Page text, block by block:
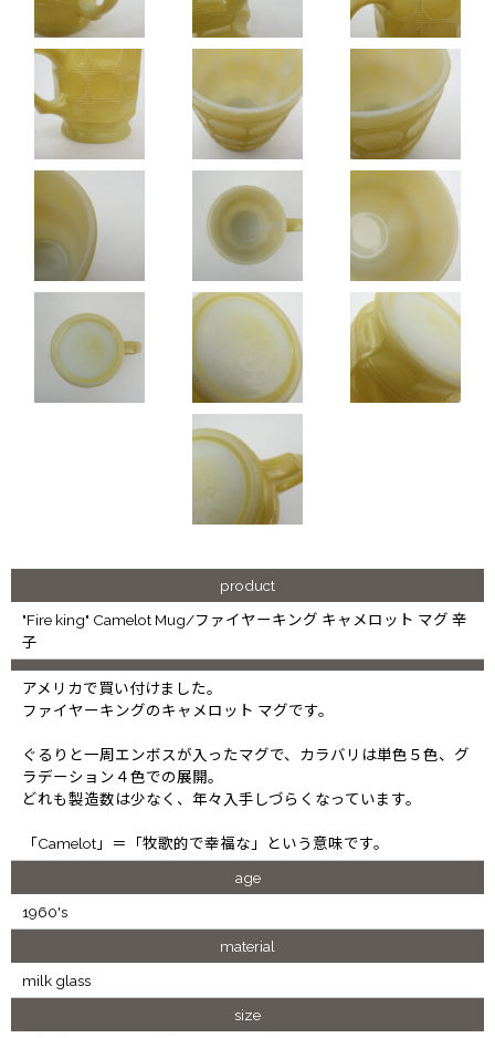
product
"Fire king" Camelot Mug/ファイヤーキング キャメロット マグ 辛
子
アメリカで買い付けました。
ファイヤーキングのキャメロット マグです。
ぐるりと一周エンボスが入ったマグで、カラバリは単色５色、グ
ラデーション４色での展開。
どれも製造数は少なく、年々入手しづらくなっています。
「Camelot」＝「牧歌的で幸福な」という意味です。
age
1960's
material
milk glass
size